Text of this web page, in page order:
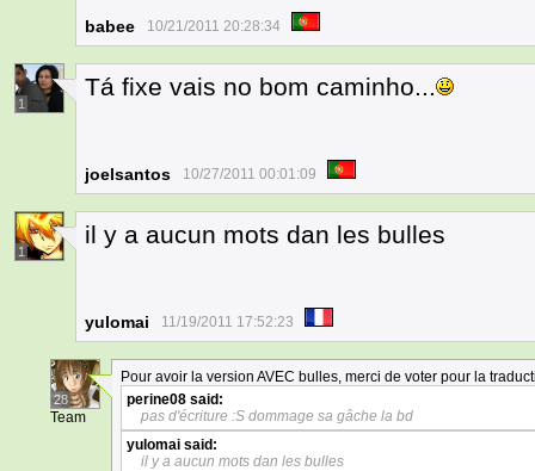
babee 10/21/2011 20:28:34
1
Tá fixe vais no bom caminho...
joelsantos 10/27/2011 00:01:09
1
il y a aucun mots dan les bulles
yulomai 11/19/2011 17:52:23
28
Team
Pour avoir la version AVEC bulles, merci de voter pour la
perine08 said:
pas d'écriture :S dommage sa gâche la bd
yulomai said:
il y a aucun mots dan les bulles